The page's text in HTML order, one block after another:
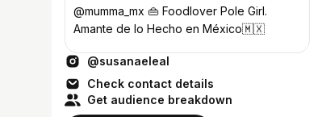
@mumma_mx 👜 Foodlover Pole Girl.
Amante de lo Hecho en México🇲🇽
@susanaeleal
Check contact details
Get audience breakdown